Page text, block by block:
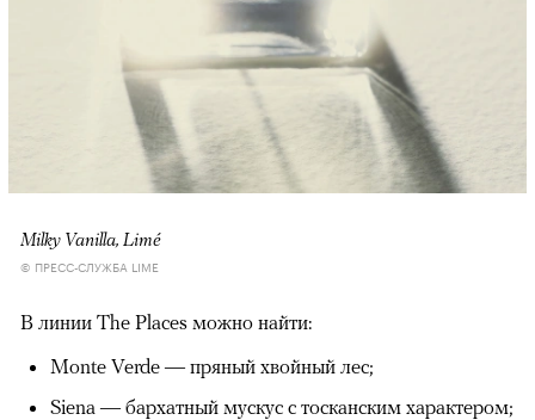
Milky Vanilla, Limé
© ПРЕСС-СЛУЖБА LIME
В линии The Places можно найти:
Monte Verde — пряный хвойный лес;
Siena — бархатный мускус с тосканским характером;